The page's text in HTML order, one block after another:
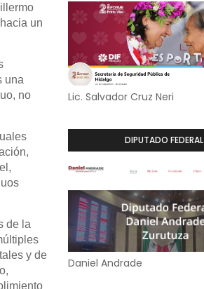
un
una
no
de la
y de
Lic. Salvador Cruz Neri
DIPUTADO FEDERAL
Daniel Andrade